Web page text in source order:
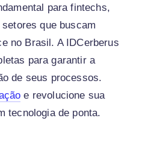
para fintechs,
que buscam
no Brasil. A IDCerberus
para garantir a
de seus processos.
e revolucione sua
tecnologia de ponta.